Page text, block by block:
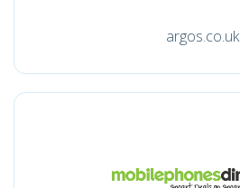
argos.co.uk